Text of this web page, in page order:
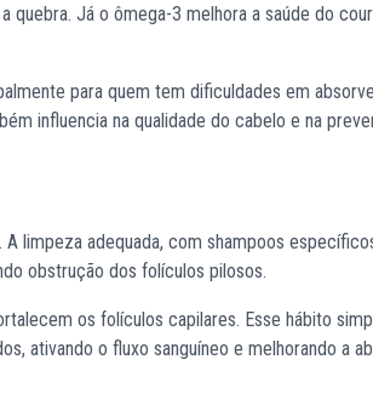
quebra. Já o ômega-3 melhora a saúde do
para quem tem dificuldades em
influencia na qualidade do cabelo e na
. A limpeza adequada, com shampoos
obstrução dos folículos pilosos.
os folículos capilares. Esse hábito
ativando o fluxo sanguíneo e melhorando a